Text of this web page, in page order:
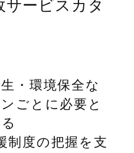
サービスカタ
・環境保全な
ごとに必要と
制度の把握を支